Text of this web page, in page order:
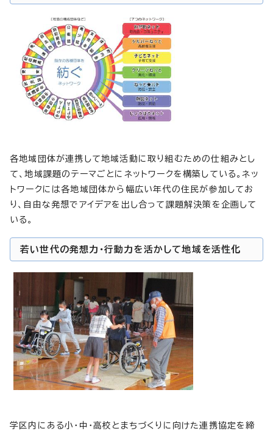
各地域団体が連携して地域活動に取り組むための仕組みとし
て、地域課題のテーマごとにネットワークを構築している。ネッ
トワークには各地域団体から幅広い年代の住民が参加してお
り、自由な発想でアイデアを出し合って課題解決策を企画して
いる。
若い世代の発想力・行動力を活かして地域を活性化
学区内にある小・中・高校とまちづくりに向けた連携協定を締